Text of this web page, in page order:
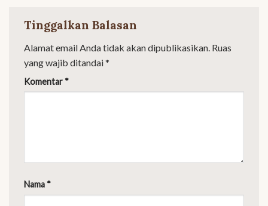
Tinggalkan Balasan
Alamat email Anda tidak akan dipublikasikan. Ruas
yang wajib ditandai*
Komentar *
Nama *